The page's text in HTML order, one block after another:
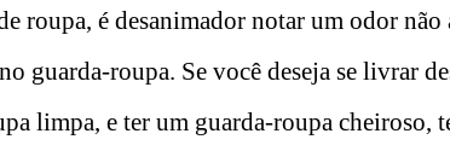
roupa, é desanimador notar um odor não
guarda-roupa. Se você deseja se livrar
limpa, e ter um guarda-roupa cheiroso,